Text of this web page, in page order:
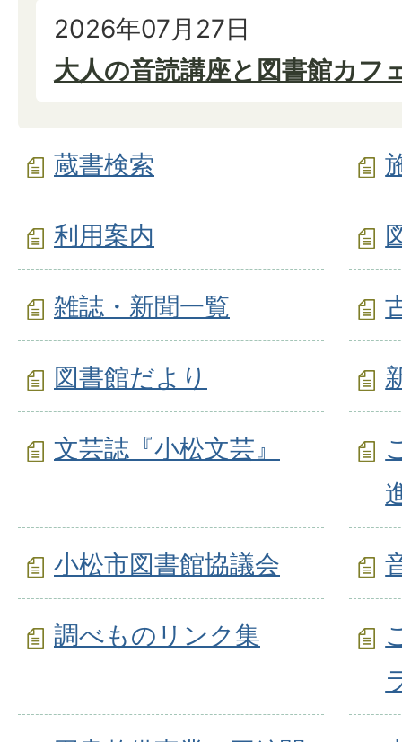
2026年07月27日
大人の音読講座と図書館カフ
蔵書検索
利用案内
雑誌・新聞一覧
図書館だより
文芸誌『小松文芸』
小松市図書館協議会
調べものリンク集